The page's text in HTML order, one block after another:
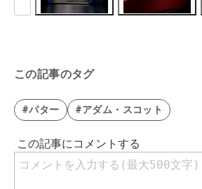
この記事のタグ
#パター #アダム・スコット